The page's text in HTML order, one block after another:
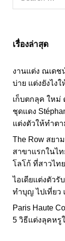
เรื่องล่าสุด
งานแต่ง ณเดช
บ่าย แต่งยังไง
เก็บตกลุค ใหม่
ชุดแดง
แต่งตัวให้ทำตา
The Row สยา
สาขาแรกในไ
โลโก้ ที่สาวไท
ไอเดียแต่งตัวรั
ทำบุญ ไปเที่ยว
Paris Haute
5 วิธีแต่งลุคหรู